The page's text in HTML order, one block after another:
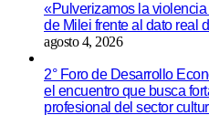
«Pulverizamos la
de Milei frente al dato real
agosto 4, 2026
2° Foro de Desarrollo
el encuentro que busca
profesional del sector